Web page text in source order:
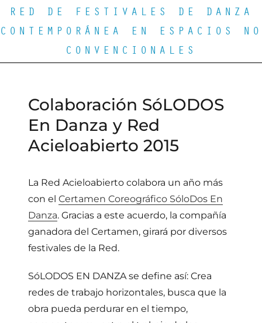
RED DE FESTIVALES DE DANZA
CONTEMPORÁNEA EN ESPACIOS NO
CONVENCIONALES
Colaboración SóLODOS
En Danza y Red
Acieloabierto 2015
La Red Acieloabierto colabora un año más
con el Certamen Coreográfico SóloDos En
Danza. Gracias a este acuerdo, la compañía
ganadora del Certamen, girará por diversos
festivales de la Red.
SóLODOS EN DANZA se define así: Crea
redes de trabajo horizontales, busca que la
obra pueda perdurar en el tiempo,